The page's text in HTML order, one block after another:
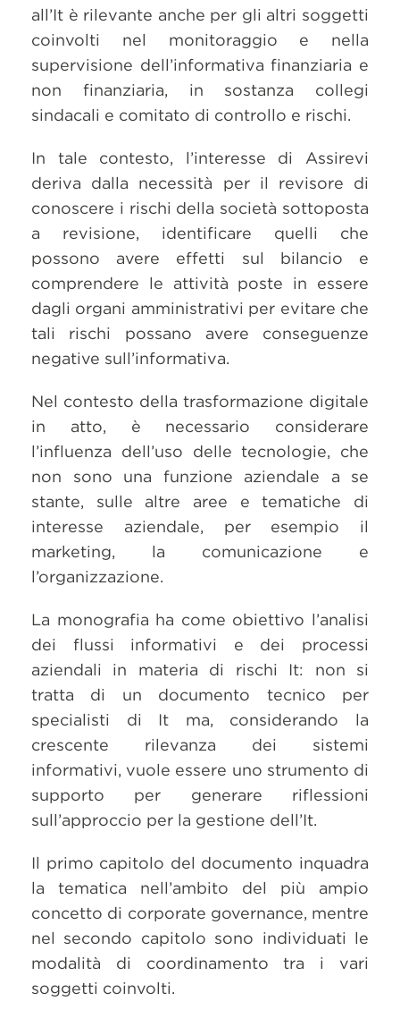
all’It è rilevante anche per gli altri soggetti
coinvolti nel monitoraggio e nella
supervisione dell’informativa finanziaria e
non finanziaria, in sostanza collegi
sindacali e comitato di controllo e rischi.
In tale contesto, l’interesse di Assirevi
deriva dalla necessità per il revisore di
conoscere i rischi della società sottoposta
a revisione, identificare quelli che
possono avere effetti sul bilancio e
comprendere le attività poste in essere
dagli organi amministrativi per evitare che
tali rischi possano avere conseguenze
negative sull’informativa.
Nel contesto della trasformazione digitale
in atto, è necessario considerare
l’influenza dell’uso delle tecnologie, che
non sono una funzione aziendale a se
stante, sulle altre aree e tematiche di
interesse aziendale, per esempio il
marketing, la comunicazione e
l’organizzazione.
La monografia ha come obiettivo l’analisi
dei flussi informativi e dei processi
aziendali in materia di rischi It: non si
tratta di un documento tecnico per
specialisti di It ma, considerando la
crescente rilevanza dei sistemi
informativi, vuole essere uno strumento di
supporto per generare riflessioni
sull’approccio per la gestione dell’It.
Il primo capitolo del documento inquadra
la tematica nell’ambito del più ampio
concetto di corporate governance, mentre
nel secondo capitolo sono individuati le
modalità di coordinamento tra i vari
soggetti coinvolti.